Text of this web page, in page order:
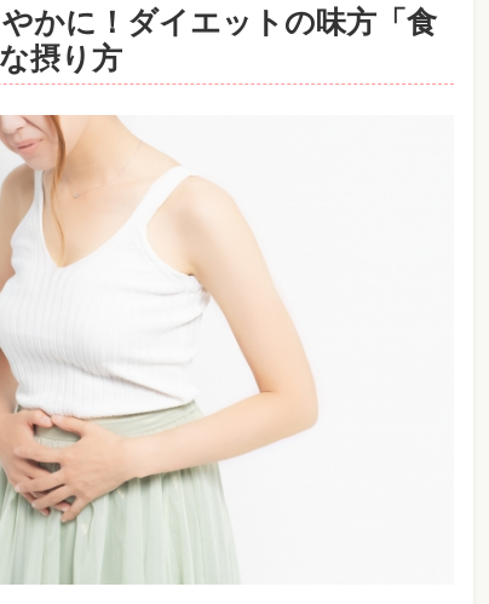
かに！ダイエットの味方「食
摂り方